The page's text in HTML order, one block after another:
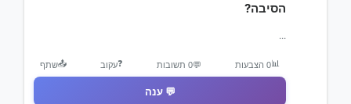
הסיבה?
...
📊0 הצבעות 💬0 תשובות ❓עקוב 📤שתף
💬 ענה